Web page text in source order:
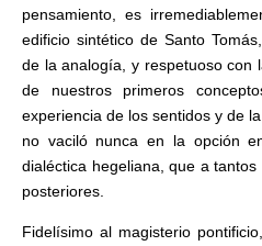
pensamiento, es
edificio sintético de Santo
de la analogía, y respetuoso con
de nuestros primeros
experiencia de los sentidos y de
no vaciló nunca en la opción
dialéctica hegeliana, que a
posteriores.
Fidelísimo al magisterio